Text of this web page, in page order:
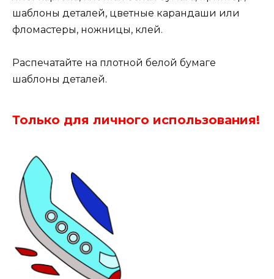
шаблоны деталей, цветные карандаши или
фломастеры, ножницы, клей.
Распечатайте на плотной белой бумаге
шаблоны деталей.
Только для личного использования!